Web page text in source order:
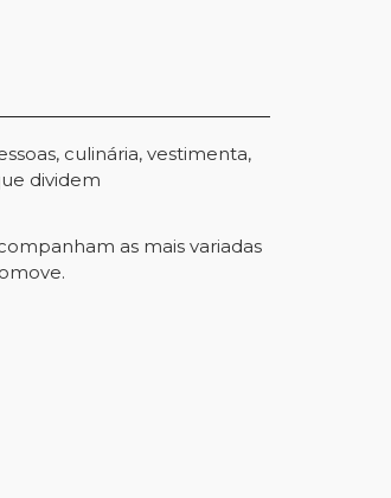
culinária, vestimenta,
dividem
as mais variadas